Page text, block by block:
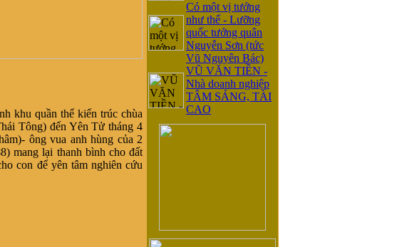
quần thể kiến trúc chùa
Tông) đến Yên Tử tháng 4
ông vua anh hùng của 2
mang lại thanh bình cho đất
con để yên tâm nghiên cứu
Có một vị tướng
như thế - Lưỡng
quốc tướng quân
Nguyễn Sơn (tức
Vũ Nguyên Bác)
VŨ VĂN TIỀN -
Nhà doanh nghiệp
TÂM SÁNG, TÀI
CAO